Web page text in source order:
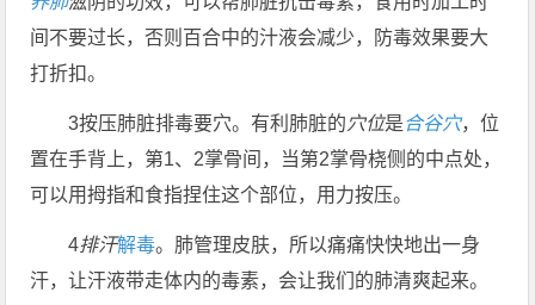
间不要过长，否则百合中的汁液会减少，防毒效果要大
打折扣。
3按压肺脏排毒要穴。有利肺脏的 穴位是合谷穴，位
置在手背上，第1、2掌骨间，当第2掌骨桡侧的中点处，
可以用拇指和食指捏住这个部位，用力按压。
4排汗解毒。肺管理皮肤，所以痛痛快快地出一身
汗，让汗液带走体内的毒素，会让我们的肺清爽起来。